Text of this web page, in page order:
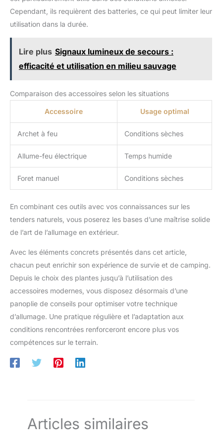
Cependant, ils requièrent des batteries, ce qui peut limiter leur
utilisation dans la durée.
Lire plus Signaux lumineux de secours :
efficacité et utilisation en milieu sauvage
Comparaison des accessoires selon les situations
Accessoire Usage optimal
Archet à feu Conditions sèches
Allume-feu électrique Temps humide
Foret manuel Conditions sèches
En combinant ces outils avec vos connaissances sur les
tenders naturels, vous poserez les bases d’une maîtrise solide
de l’art de l’allumage en extérieur.
Avec les éléments concrets présentés dans cet article,
chacun peut enrichir son expérience de survie et de camping.
Depuis le choix des plantes jusqu’à l’utilisation des
accessoires modernes, vous disposez désormais d’une
panoplie de conseils pour optimiser votre technique
d’allumage. Une pratique régulière et l’adaptation aux
conditions rencontrées renforceront encore plus vos
compétences sur le terrain.
Articles similaires